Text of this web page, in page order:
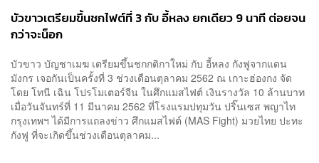
บัวขาวเตรียมขึ้นชกไฟต์ที่ 3 กับ อี้หลง ยกเดียว 9 นาที ต่อยจน
กว่าจะน็อก
บัวขาว บัญชาเมฆ เตรียมขึ้นชกกติกาใหม่ กับ อี้หลง กังฟูจากแดน
มังกร เจอกันเป็นครั้งที่ 3 ช่วงเดือนตุลาคม 2562 ณ เกาะฮ่องกง จัด
โดย โทนี เฉิน โปรโมเตอร์จีน ในศึกแมสไฟต์ เงินรางวัล 10 ล้านบาท
เมื่อวันจันทร์ที่ 11 มีนาคม 2562 ที่โรงแรมปทุมวัน ปริ๊นเซส พญาไท
กรุงเทพฯ ได้มีการแถลงข่าว ศึกแมสไฟต์ (MAS Fight) มวยไทย ปะทะ
กังฟู ที่จะเกิดขึ้นช่วงเดือนตุลาคม...